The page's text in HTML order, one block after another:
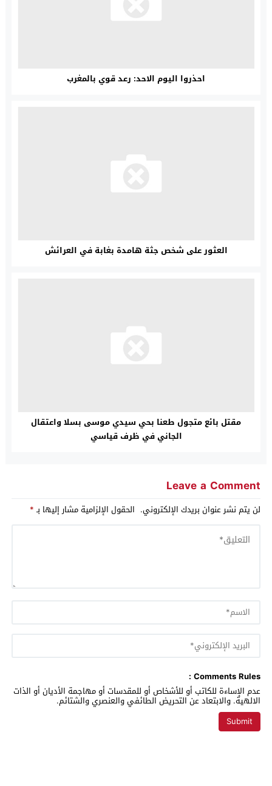
احذروا اليوم الاحد: رعد قوي بالمغرب
العثور على شخص جثة هامدة بغابة في العرائش
مقتل بائع متجول طعنا بحي سيدي موسى بسلا واعتقال
الجاني في ظرف قياسي
Leave a Comment
لن يتم نشر عنوان بريدك الإلكتروني. الحقول الإلزامية مشار إليها بـ*
Comments Rules :
عدم الإساءة للكاتب أو للأشخاص أو للمقدسات أو مهاجمة الأديان أو الذات
الالهية. والابتعاد عن التحريض الطائفي والعنصري والشتائم.